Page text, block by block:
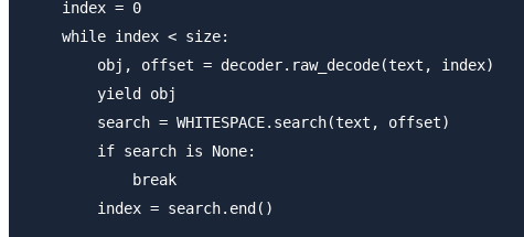
    index = 0
    while index < size:
        obj, offset = decoder.raw_decode(text, index)
        yield obj
        search = WHITESPACE.search(text, offset)
        if search is None:
            break
        index = search.end()